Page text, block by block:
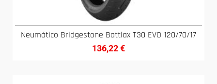
Neumático Bridgestone Battlax T30 EVO 120/70/17
136,22€